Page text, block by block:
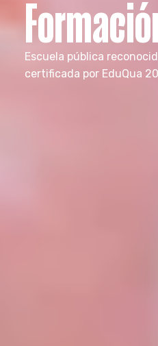
Escuela pública
certificada por EduQua